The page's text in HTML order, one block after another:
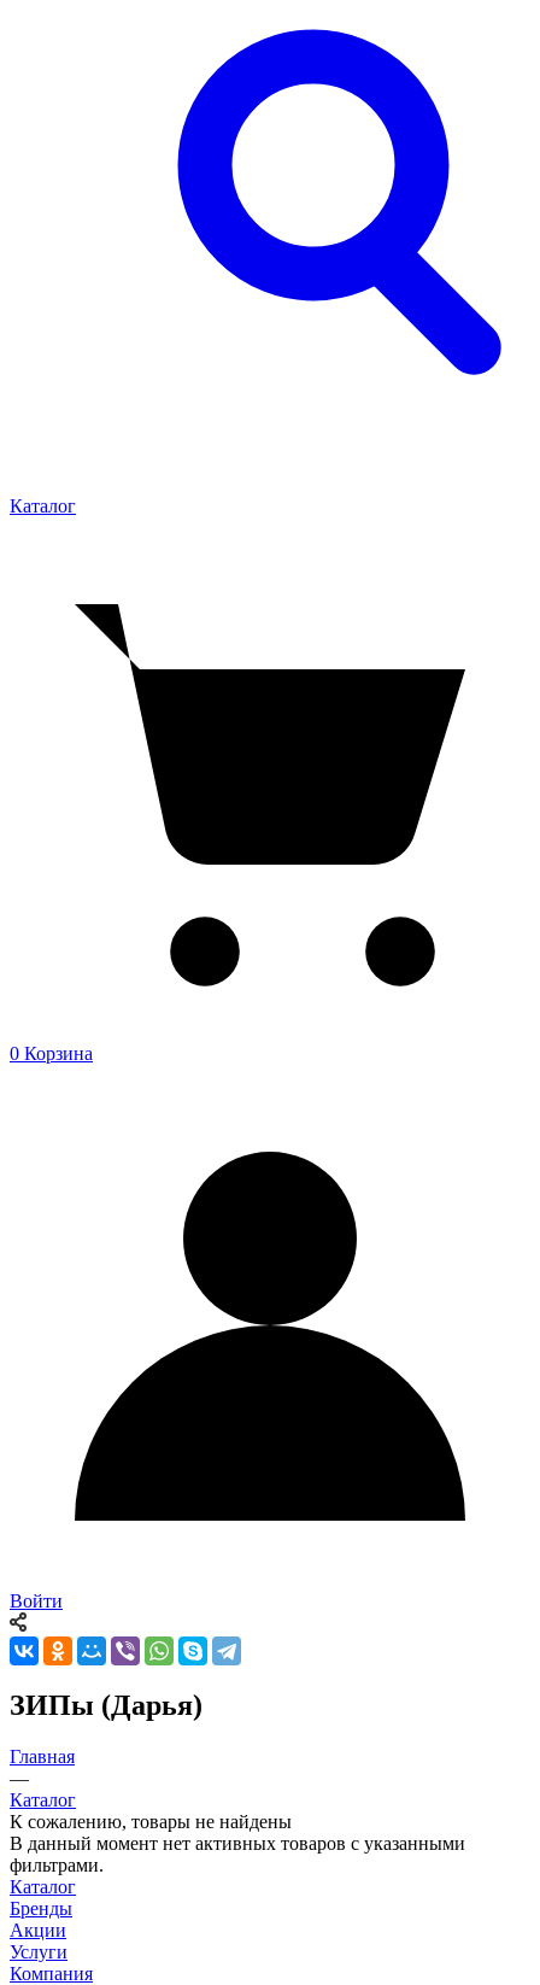
Каталог
0 Корзина
Войти
ЗИПы (Дарья)
Главная
—
Каталог
К сожалению, товары не найдены
В данный момент нет активных товаров с указанными
фильтрами.
Каталог
Бренды
Акции
Услуги
Компания